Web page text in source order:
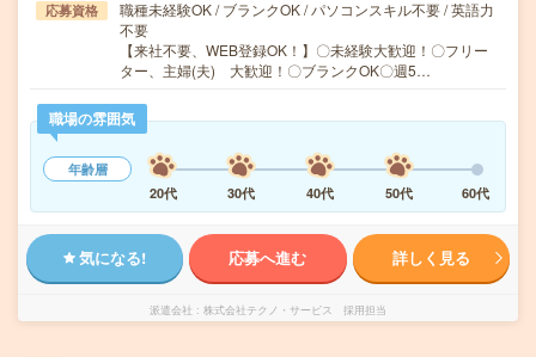
応募資格
職種未経験OK / ブランクOK / パソコンスキル不要 / 英語力
不要
【来社不要、WEB登録OK！】〇未経験大歓迎！〇フリー
ター、主婦(夫) 大歓迎！〇ブランクOK〇週5…
職場の雰囲気
年齢層
20代
30代 40代 50代 60代
気になる! 応募へ進む 詳しく見る
派遣会社 株式会社テクノ・サービス 採用担当